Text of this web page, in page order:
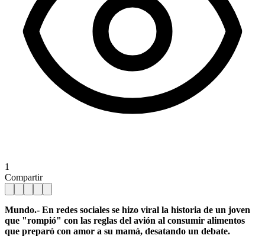
1
Compartir
Mundo.- En redes sociales se hizo viral la historia de un joven
que "rompió" con las reglas del avión al consumir alimentos
que preparó con amor a su mamá, desatando un debate.